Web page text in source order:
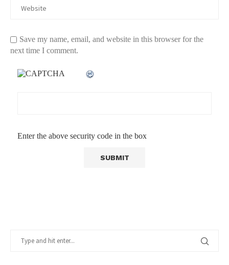
Save my name, email, and website in this browser for the
next time I comment.
Enter the above security code in the box